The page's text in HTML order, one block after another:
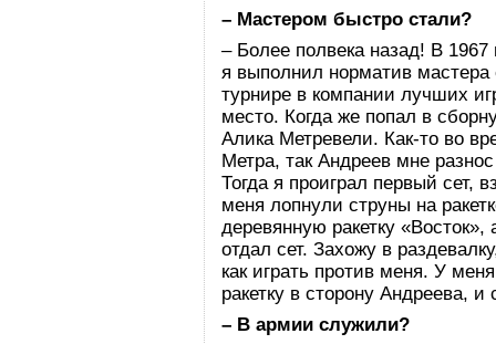
– Мастером быстро стали?
– Более полвека назад! В 1967
я выполнил норматив
турнире в компании лучших
место. Когда же попал в
Алика Метревели. Как-то во
Метра, так Андреев мне
Тогда я проиграл первый сет,
меня лопнули струны на
деревянную ракетку
отдал сет. Захожу в
как играть против меня. У
ракетку в сторону Андреева, и
– В армии служили?